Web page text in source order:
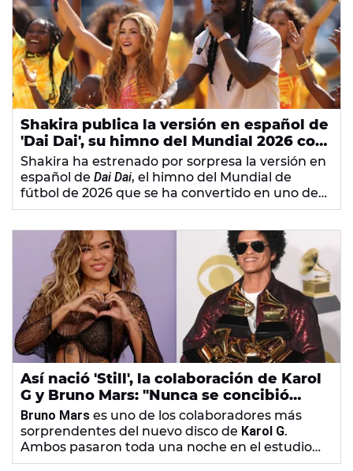
Shakira publica la versión en español de
'Dai Dai', su himno del Mundial 2026 con
Burna Boy
Shakira ha estrenado por sorpresa la versión en
español de Dai Dai, el himno del Mundial de
fútbol de 2026 que se ha convertido en uno de
los mayores éxitos de la colombiana.
Así nació 'Still', la colaboración de Karol
G y Bruno Mars: "Nunca se concibió
como una estrategia de mercado"
Bruno Mars es uno de los colaboradores más
sorprendentes del nuevo disco de Karol G.
Ambos pasaron toda una noche en el estudio
para grabarStill,el primer tema en inglés en la